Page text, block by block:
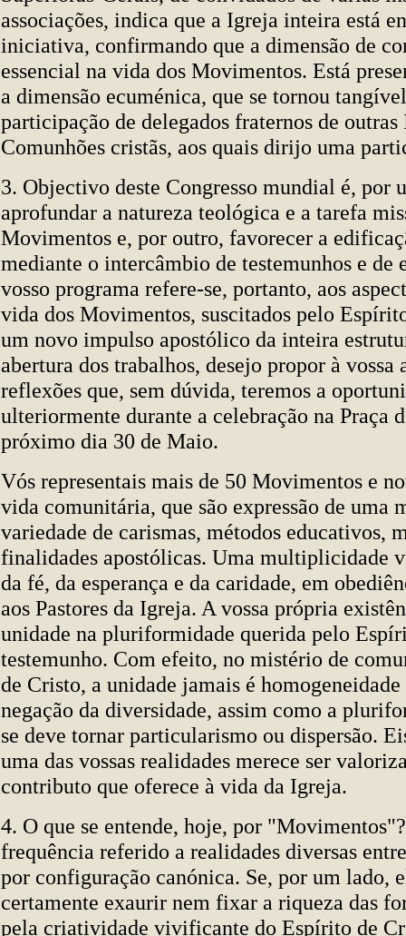
associações, indica que a Igreja inteira está
iniciativa, confirmando que a dimensão de
essencial na vida dos Movimentos. Está
a dimensão ecuménica, que se tornou
participação de delegados fraternos de outras
Comunhões cristãs, aos quais dirijo uma
3. Objectivo deste Congresso mundial é, por
aprofundar a natureza teológica e a tarefa
Movimentos e, por outro, favorecer a
mediante o intercâmbio de testemunhos e de
vosso programa refere-se, portanto, aos
vida dos Movimentos, suscitados pelo
um novo impulso apostólico da inteira
abertura dos trabalhos, desejo propor à vossa
reflexões que, sem dúvida, teremos a
ulteriormente durante a celebração na Praça
próximo dia 30 de Maio.
Vós representais mais de 50 Movimentos e
vida comunitária, que são expressão de uma
variedade de carismas, métodos educativos,
finalidades apostólicas. Uma multiplicidade
da fé, da esperança e da caridade, em
aos Pastores da Igreja. A vossa própria
unidade na pluriformidade querida pelo
testemunho. Com efeito, no mistério de
de Cristo, a unidade jamais é
negação da diversidade, assim como a
se deve tornar particularismo ou dispersão.
uma das vossas realidades merece ser
contributo que oferece à vida da Igreja.
4. O que se entende, hoje, por
frequência referido a realidades diversas
por configuração canónica. Se, por um lado,
certamente exaurir nem fixar a riqueza das
pela criatividade vivificante do Espírito de